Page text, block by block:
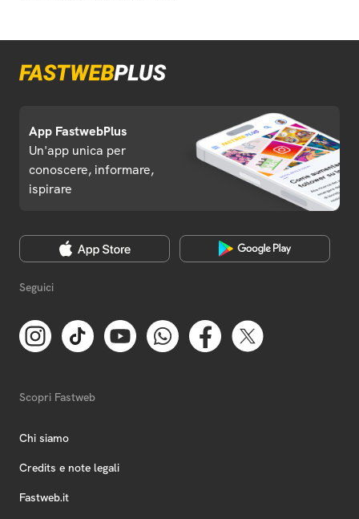
App FastwebPlus
Un'app unica per
conoscere, informare,
ispirare
Seguici
Scopri Fastweb
Chi siamo
Credits e note legali
Fastweb.it